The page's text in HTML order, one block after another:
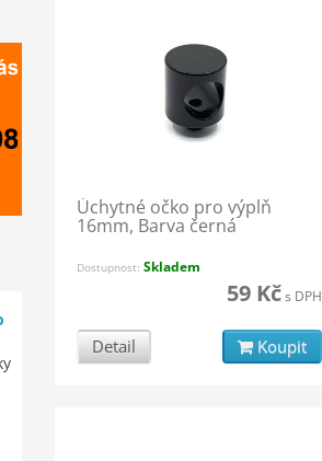
Úchytné očko pro výplň
16mm, Barva černá
Dostupnost:Skladem
59 Kčs DPH
Detail Koupit